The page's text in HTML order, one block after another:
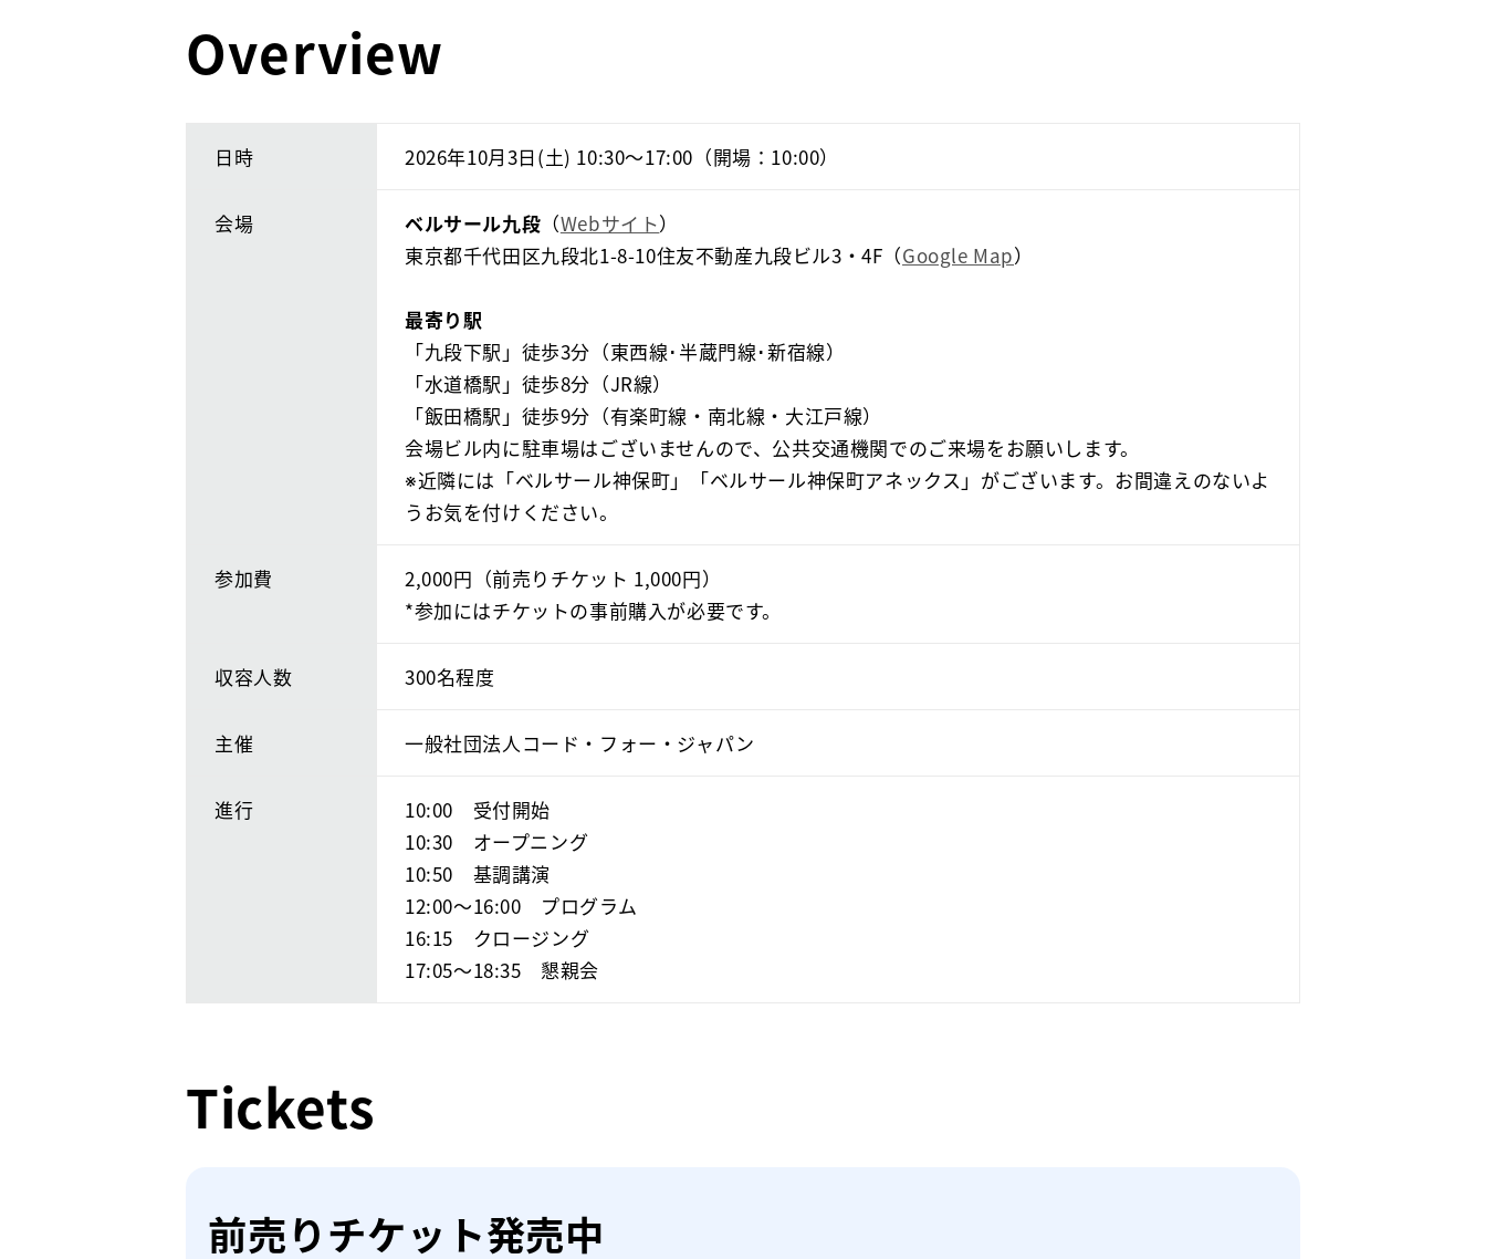
Overview
日時 2026年10月3日(土) 10:30〜17:00（開場：10:00）
会場 ベルサール九段 （Webサイト）
東京都千代田区九段北1-8-10住友不動産九段ビル3・4F（Google Map）
「九段下駅」徒歩3分（東西線･半蔵門線･新宿線）
「水道橋駅」徒歩8分（JR線）
「飯田橋駅」徒歩9分（有楽町線・南北線・大江戸線）
会場ビル内に駐車場はございませんので、公共交通機関でのご来場をお願いします。
※近隣には「ベルサール神保町」「ベルサール神保町アネックス」がございます。お間違えのないよ
うお気を付けください。
参加費
2,000円（前売りチケット 1,000円）
*参加にはチケットの事前購入が必要です。
収容人数 300名程度
主催 一般社団法人コード・フォー・ジャパン
進行
10:00　受付開始
10:30　オープニング
10:50　基調講演
12:00〜16:00　プログラム
16:15　クロージング
17:05〜18:35　懇親会
Tickets
前売りチケット発売中